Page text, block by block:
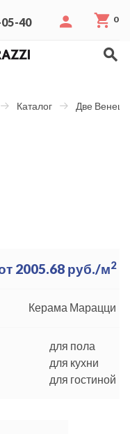
40 0
Каталог Две
2005.68 руб./м2
Керама Марацци
для пола
для кухни
для гостиной